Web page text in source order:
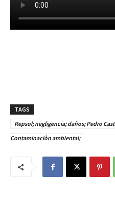
TAGS
Repsol; negligencia; daños; Pedro
Contaminaciòn ambiental;